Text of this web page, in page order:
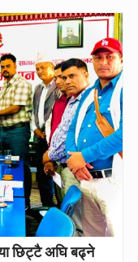
छिट्टै अघि बढ्ने